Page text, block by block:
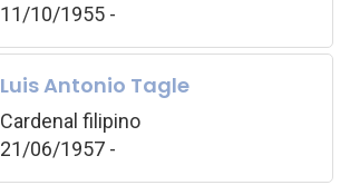
11/10/1955 -
Luis Antonio Tagle
Cardenal filipino
21/06/1957 -